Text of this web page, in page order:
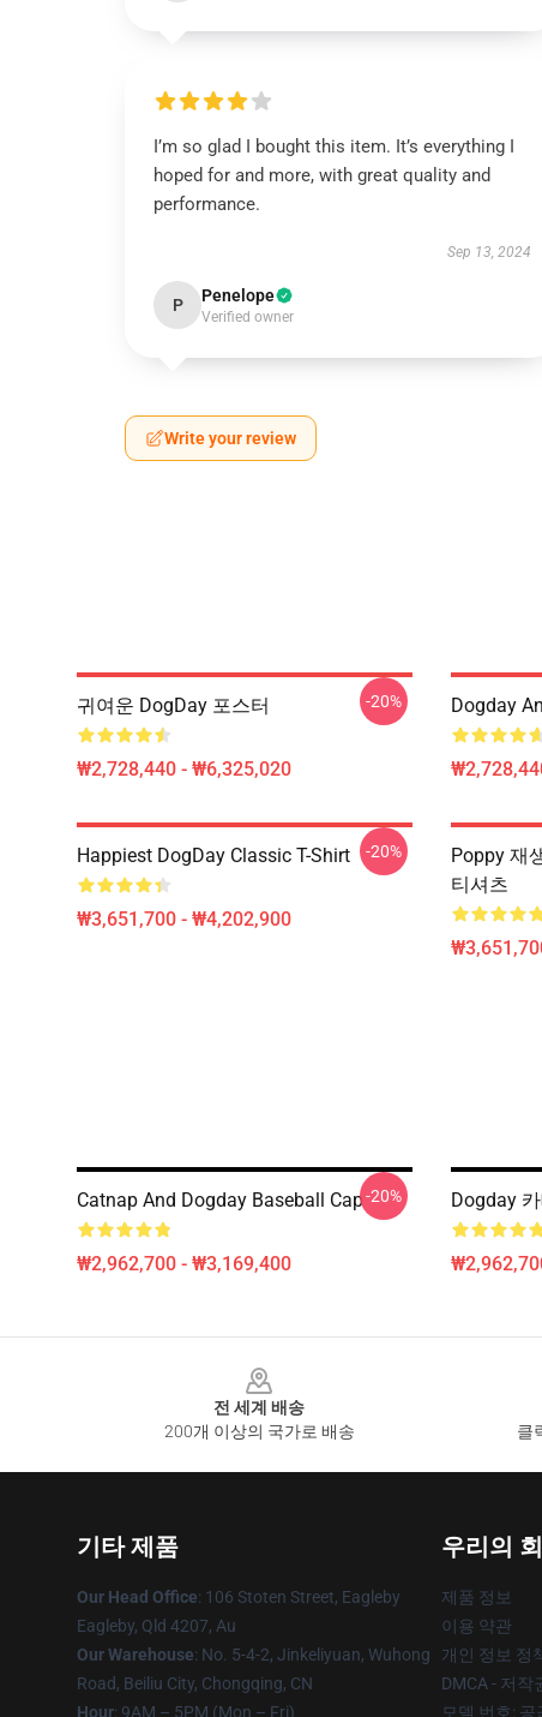
I’m so glad I bought this item. It’s everything I
hoped for and more, with great quality and
performance.
Sep 13, 2024
P Penelope
Verified owner
Write your review
귀여운 DogDay 포스터
₩2,728,440 - ₩6,325,020
-20% Dogday
Happiest DogDay Classic T-Shirt
₩3,651,700 - ₩4,202,900
-20%
Poppy 재
티셔츠
Catnap And Dogday Baseball Cap
₩2,962,700 - ₩3,169,400
-20% Dogday
전 세계 배송
200개 이상의 국가로 배송
클
기타 제품
Our Head Office: 106 Stoten Street, Eagleby
Eagleby, Qld 4207, Au
Our Warehouse: No. 5-4-2, Jinkeliyuan, Wuhong
Road, Beiliu City, Chongqing, CN
Hour: 9AM – 5PM (Mon – Fri)
우리의
제품 정보
이용 약관
개인 정보 정
DMCA - 저작
모델 번호: 공